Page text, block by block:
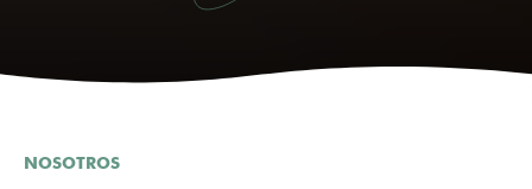
NOSOTROS